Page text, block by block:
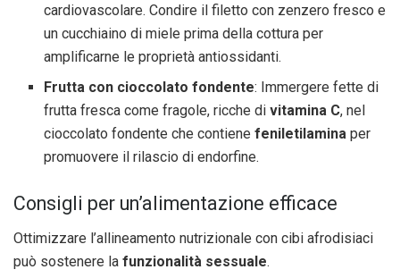
cardiovascolare. Condire il filetto con zenzero fresco e
un cucchiaino di miele prima della cottura per
amplificarne le proprietà antiossidanti.
Frutta con cioccolato fondente: Immergere fette di
frutta fresca come fragole, ricche divitamina C, nel
cioccolato fondente che contienefeniletilamina per
promuovere il rilascio di endorfine.
Consigli per un’alimentazione efficace
Ottimizzare l’allineamento nutrizionale con cibi afrodisiaci
può sostenere la funzionalità sessuale.